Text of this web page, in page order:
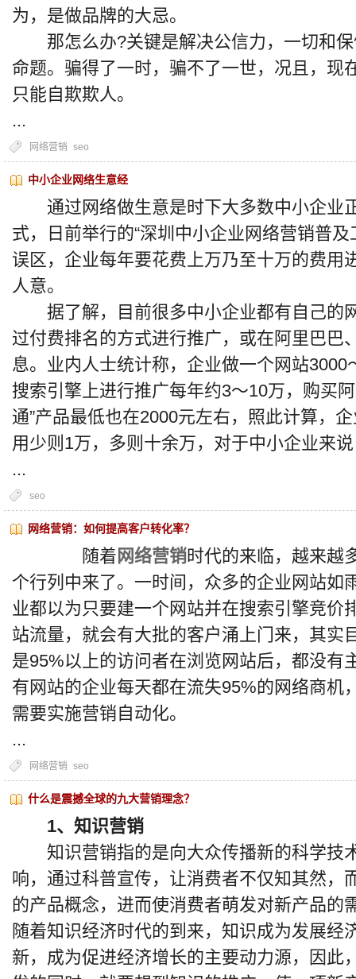
为，是做品牌的大忌。
那怎么办?关键是解决公信力，一切和保
命题。骗得了一时，骗不了一世，况且，现
只能自欺欺人。
...
网络营销 seo
中小企业网络生意经
通过网络做生意是时下大多数中小企业
式，日前举行的“深圳中小企业网络营销普
误区，企业每年要花费上万乃至十万的费用
人意。
据了解，目前很多中小企业都有自己的
过付费排名的方式进行推广，或在阿里巴巴
息。业内人士统计称，企业做一个网站
搜索引擎上进行推广每年约3～10万，购买
通”产品最低也在2000元左右，照此计算，
用少则1万，多则十余万，对于中小企业来
...
seo
网络营销：如何提高客户转化率？
随着 网络营销时代的来临，越来越
个行列中来了。一时间，众多的企业网站如
业都以为只要建一个网站并在搜索引擎竞价
站流量，就会有大批的客户涌上门来，其实
是95%以上的访问者在浏览网站后，都没有
有网站的企业每天都在流失95%的网络商机
需要实施营销自动化。
...
网络营销 seo
什么是震撼全球的九大营销理念？
1、知识营销
知识营销指的是向大众传播新的科学技
响，通过科普宣传，让消费者不仅知其然，
的产品概念，进而使消费者萌发对新产品的
随着知识经济时代的到来，知识成为发展经
新，成为促进经济增长的主要动力源，因此